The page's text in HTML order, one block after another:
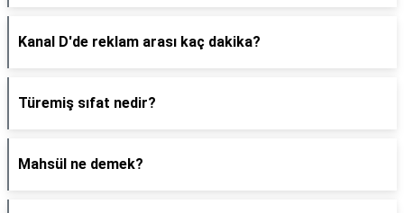
Kanal D'de reklam arası kaç dakika?
Türemiş sıfat nedir?
Mahsül ne demek?